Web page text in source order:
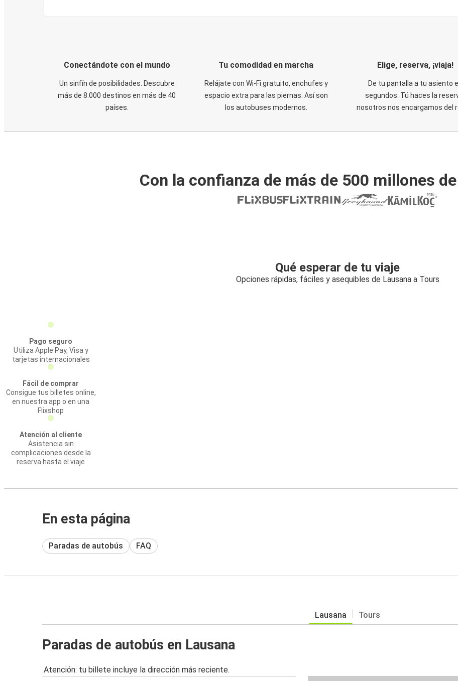
Conectándote con el mundo
Un sinfín de posibilidades. Descubre
más de 8.000 destinos en más de 40
países.
Tu comodidad en marcha
Relájate con Wi-Fi gratuito, enchufes y
espacio extra para las piernas. Así son
los autobuses modernos.
Elige, reserva, ¡viaja!
De tu pantalla a tu asiento
segundos. Tú haces la
nosotros nos encargamos del
Con la confianza de más de 500 millones
Qué esperar de tu viaje
Opciones rápidas, fáciles y asequibles de Lausana a Tours
Pago seguro
Utiliza Apple Pay, Visa y
tarjetas internacionales
Fácil de comprar
Consigue tus billetes online,
en nuestra app o en una
Flixshop
Atención al cliente
Asistencia sin
complicaciones desde la
reserva hasta el viaje
En esta página
Paradas de autobús FAQ
Lausana Tours
Paradas de autobús en Lausana
Atención: tu billete incluye la dirección más reciente.